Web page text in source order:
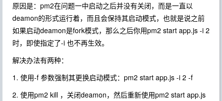
原因是：pm2在问题一中启动之后并没有关闭，而是一直以
deamon的形式运行着，而且会保持其启动模式，也就是说之前
如果启动deamon是fork模式，那么之后你用pm2 start app.js -i 2
时，即使指定了-i 也不再生效。
解决办法有两种：
1. 使用-f 参数强制其更换启动模式：pm2 start app.js -i 2 -f
2. 使用pm2 kill ，关闭deamon，然后重新使用pm2 start app.js